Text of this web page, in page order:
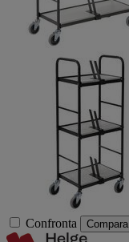
Confronta Compara